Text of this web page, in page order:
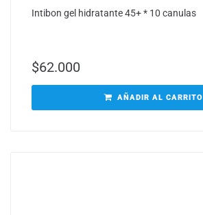
Intibon gel hidratante 45+ * 10 canulas
$62.000
AÑADIR AL CARRITO